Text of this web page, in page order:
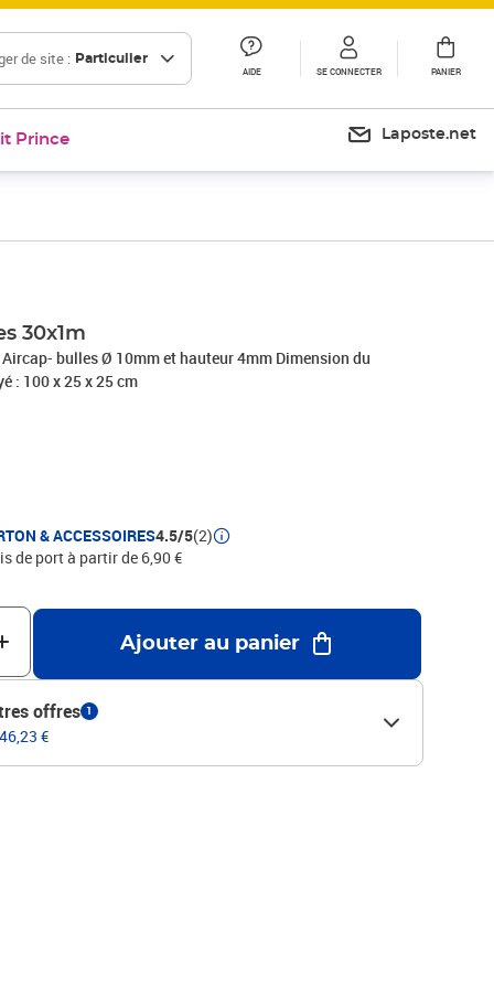
de site : Particulier
AIDE SE CONNECTER PANIER
Prince Laposte.net
30x1m
: 100 x 25 x 25 cm
& ACCESSOIRES4.5/5(2)
de port à partir de 6,90 €
Ajouter au panier
offres 1
€